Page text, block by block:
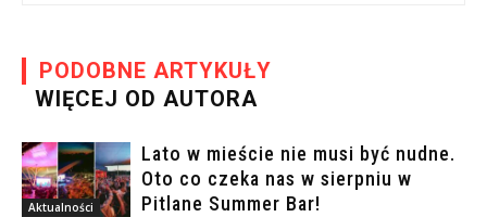
PODOBNE ARTYKUŁY
WIĘCEJ OD AUTORA
Aktualności
Lato w mieście nie musi być nudne.
Oto co czeka nas w sierpniu w
Pitlane Summer Bar!